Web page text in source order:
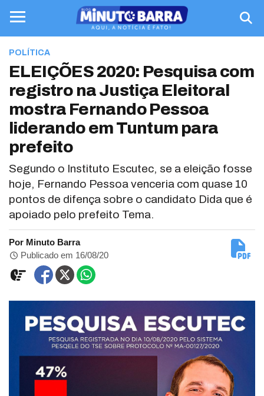
POLÍTICA
ELEIÇÕES 2020: Pesquisa com
registro na Justiça Eleitoral
mostra Fernando Pessoa
liderando em Tuntum para
prefeito
Segundo o Instituto Escutec, se a eleição fosse
hoje, Fernando Pessoa venceria com quase 10
pontos de difença sobre o candidato Dida que é
apoiado pelo prefeito Tema.
Por Minuto Barra
Publicado em 16/08/20